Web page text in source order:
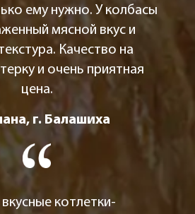
ему нужно. У колбасы
мясной вкус и
Качество на
и очень приятная
цена.
г. Балашиха
котлетки-